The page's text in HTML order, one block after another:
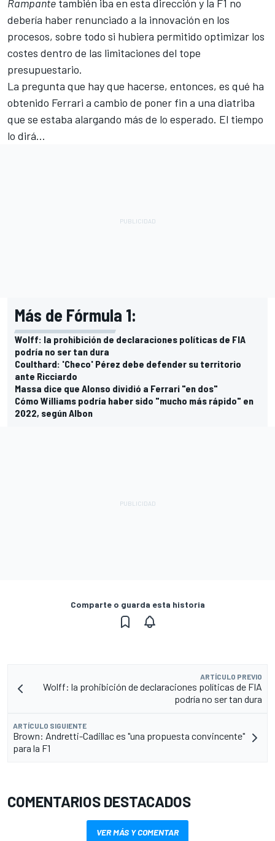
Rampante también iba en esta dirección y la F1 no
debería haber renunciado a la innovación en los
procesos, sobre todo si hubiera permitido optimizar los
costes dentro de las limitaciones del tope
presupuestario.
La pregunta que hay que hacerse, entonces, es qué ha
obtenido Ferrari a cambio de poner fin a una diatriba
que se estaba alargando más de lo esperado. El tiempo
lo dirá...
Más de Fórmula 1:
Wolff: la prohibición de declaraciones políticas de FIA
podría no ser tan dura
Coulthard: 'Checo' Pérez debe defender su territorio
ante Ricciardo
Massa dice que Alonso dividió a Ferrari "en dos"
Cómo Williams podría haber sido "mucho más rápido" en
2022, según Albon
Comparte o guarda esta historia
ARTÍCULO PREVIO
Wolff: la prohibición de declaraciones políticas de FIA
podría no ser tan dura
ARTÍCULO SIGUIENTE
Brown: Andretti-Cadillac es "una propuesta convincente"
para la F1
COMENTARIOS DESTACADOS
VER MÁS Y COMENTAR